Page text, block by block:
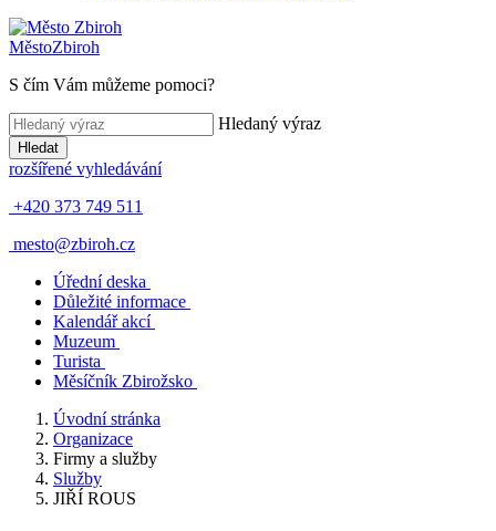
MěstoZbiroh
S čím Vám můžeme pomoci?
Hledaný výraz
Hledat
rozšířené vyhledávání
+420 373 749 511
mesto@zbiroh.cz
Úřední deska
Důležité informace
Kalendář akcí
Muzeum
Turista
Měsíčník Zbirožsko
Úvodní stránka
Organizace
Firmy a služby
Služby
JIŘÍ ROUS